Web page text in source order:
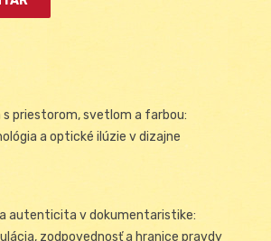
s priestorom, svetlom a farbou:
a optické ilúzie v dizajne
autenticita v dokumentaristike:
zodpovednosť a hranice pravdy